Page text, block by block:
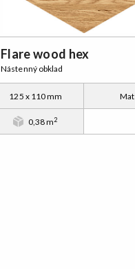
Flare wood hex
Nástenný obklad
125 x 110 mm
0,38 m2